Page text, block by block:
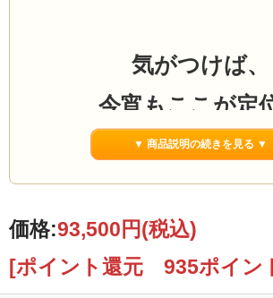
気がつけば、
今宵もここが定
105サイズの天然木無垢
こんなお悩みありません
▼ 商品説明の続きを見る ▼
価格:93,500円(税込)
[ポイント還元 935ポイン